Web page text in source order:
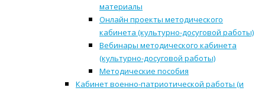
материалы
Онлайн проекты методического
кабинета (культурно-досуговой работы)
Вебинары методического кабинета
(культурно-досуговой работы)
Методические пособия
Кабинет военно-патриотической работы (и